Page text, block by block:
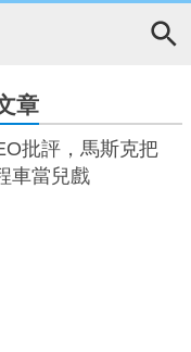
章
批評，馬斯克把
車當兒戲